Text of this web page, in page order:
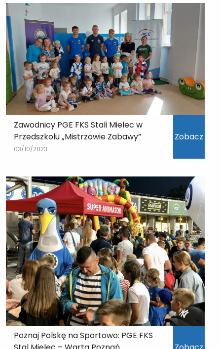
Zawodnicy PGE FKS Stali Mielec w
Przedszkolu „Mistrzowie Zabawy”
03/10/2023
Zobacz
Poznaj Polskę na Sportowo: PGE FKS